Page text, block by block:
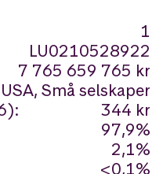
1
LU0210528922
7 765 659 765 kr
USA, Små selskaper
344 kr
97,9%
2,1%
<0,1%